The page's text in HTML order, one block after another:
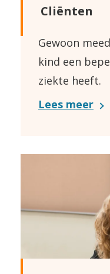
Cliënten
Gewoon
kind een
ziekte heeft.
Lees meer